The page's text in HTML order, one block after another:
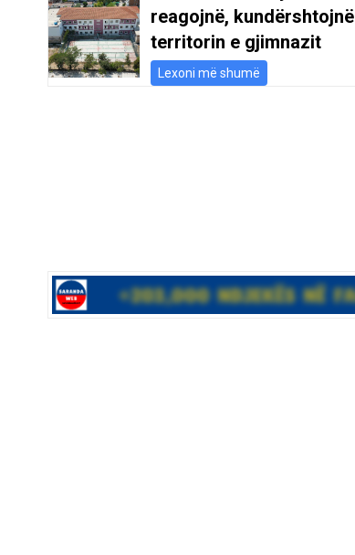
reagojnë,
territorin e gjimnazit
Lexoni më shumë